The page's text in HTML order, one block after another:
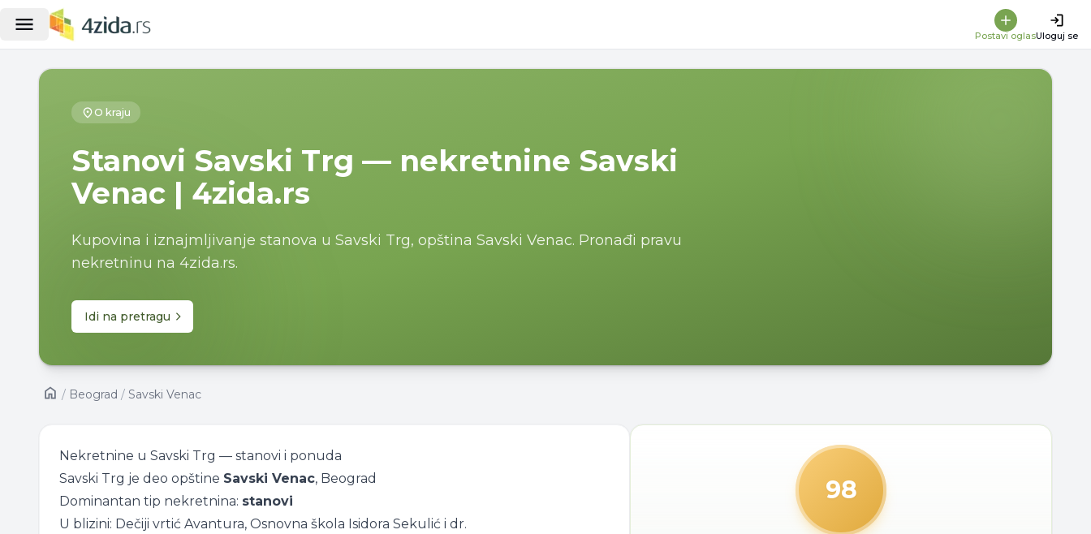
Postavi oglasUloguj se
O kraju
Stanovi Savski Trg — nekretnine Savski
Venac | 4zida.rs
Kupovina i iznajmljivanje stanova u Savski Trg, opština Savski Venac. Pronađi pravu
nekretninu na 4zida.rs.
Idi na pretragu
/ Beograd / Savski Venac
Nekretnine u Savski Trg — stanovi i ponuda
Savski Trg je deo opštine Savski Venac, Beograd
Dominantan tip nekretnina: stanovi
U blizini: Dečiji vrtić Avantura, Osnovna škola Isidora Sekulić i dr.
98